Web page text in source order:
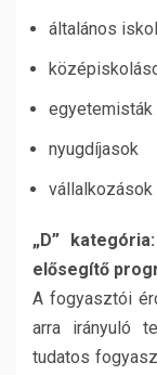
általános
egyetemisták
nyugdíjasok
vállalkozások
„D”
elősegítő
A fogyasztói
arra irányuló
tudatos